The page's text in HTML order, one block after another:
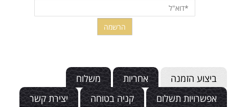
ביצוע הזמנה אחריות
משלוח
אפשרויות תשלום
קניה בטוחה
יצירת קשר